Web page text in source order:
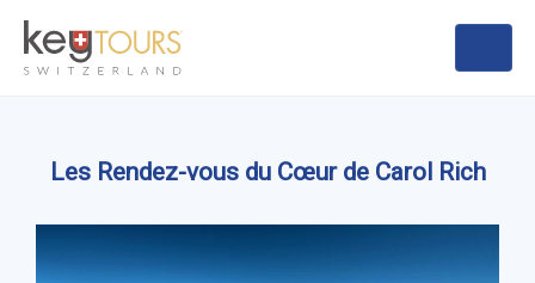
Les Rendez-vous du Cœur de Carol Rich